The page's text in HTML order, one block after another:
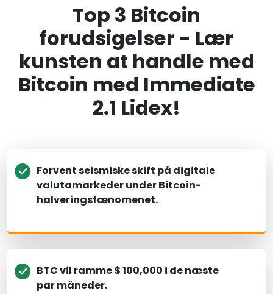
Top 3 Bitcoin
forudsigelser - Lær
kunsten at handle med
Bitcoin med Immediate
2.1 Lidex!
Forvent seismiske skift på digitale
valutamarkeder under Bitcoin-
halveringsfænomenet.
BTC vil ramme $ 100,000 i de næste
par måneder.